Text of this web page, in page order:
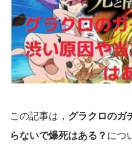
この記事は， グラクロのガ
らないで爆死はある？ につ